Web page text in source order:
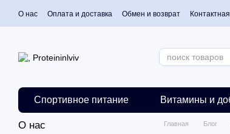
Перейти к основному контенту
О нас Оплата и доставка Обмен и возврат
Спортивное питание Витамины и
Главная Блог
О нас